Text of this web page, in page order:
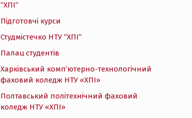
“ХПІ”
Підготовчі курси
Студмістечко НТУ “ХПІ”
Палац студентів
Харківський комп’ютерно-технологічний
фаховий коледж НТУ «ХПI»
Полтавський політехнічний фаховий
коледж НТУ «ХПI»